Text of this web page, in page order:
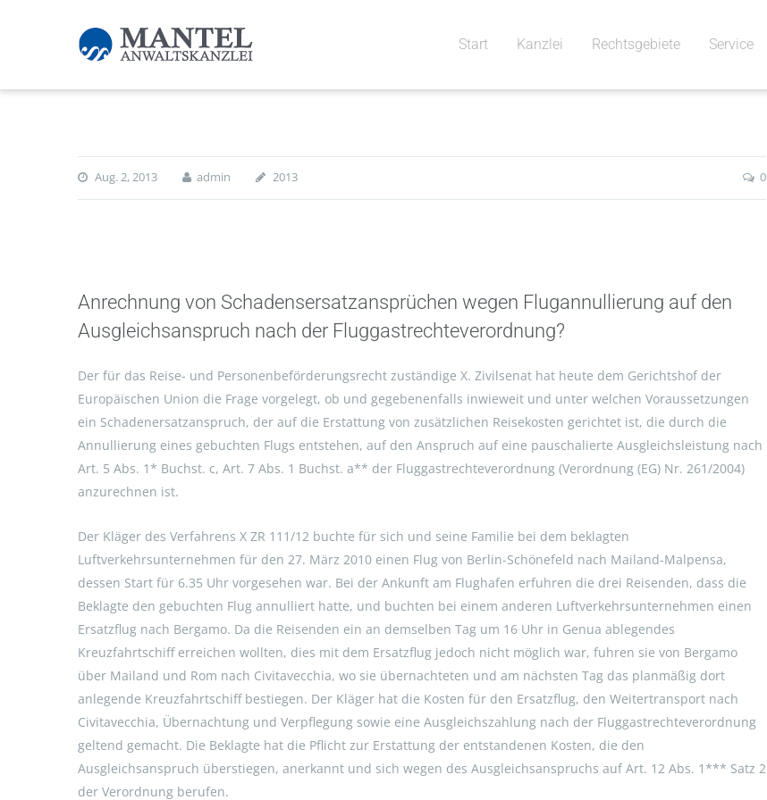
Start Kanzlei Rechtsgebiete Service
Aug. 2, 2013 admin 2013 0
Anrechnung von Schadensersatzansprüchen wegen Flugannullierung auf den
Ausgleichsanspruch nach der Fluggastrechteverordnung?
Der für das Reise- und Personenbeförderungsrecht zuständige X. Zivilsenat hat heute dem Gerichtshof der
Europäischen Union die Frage vorgelegt, ob und gegebenenfalls inwieweit und unter welchen Voraussetzungen
ein Schadenersatzanspruch, der auf die Erstattung von zusätzlichen Reisekosten gerichtet ist, die durch die
Annullierung eines gebuchten Flugs entstehen, auf den Anspruch auf eine pauschalierte Ausgleichsleistung nach
Art. 5 Abs. 1* Buchst. c, Art. 7 Abs. 1 Buchst. a** der Fluggastrechteverordnung (Verordnung (EG) Nr. 261/2004)
anzurechnen ist.
Der Kläger des Verfahrens X ZR 111/12 buchte für sich und seine Familie bei dem beklagten
Luftverkehrsunternehmen für den 27. März 2010 einen Flug von Berlin-Schönefeld nach Mailand-Malpensa,
dessen Start für 6.35 Uhr vorgesehen war. Bei der Ankunft am Flughafen erfuhren die drei Reisenden, dass die
Beklagte den gebuchten Flug annulliert hatte, und buchten bei einem anderen Luftverkehrsunternehmen einen
Ersatzflug nach Bergamo. Da die Reisenden ein an demselben Tag um 16 Uhr in Genua ablegendes
Kreuzfahrtschiff erreichen wollten, dies mit dem Ersatzflug jedoch nicht möglich war, fuhren sie von Bergamo
über Mailand und Rom nach Civitavecchia, wo sie übernachteten und am nächsten Tag das planmäßig dort
anlegende Kreuzfahrtschiff bestiegen. Der Kläger hat die Kosten für den Ersatzflug, den Weitertransport nach
Civitavecchia, Übernachtung und Verpflegung sowie eine Ausgleichszahlung nach der Fluggastrechteverordnung
geltend gemacht. Die Beklagte hat die Pflicht zur Erstattung der entstandenen Kosten, die den
Ausgleichsanspruch überstiegen, anerkannt und sich wegen des Ausgleichsanspruchs auf Art. 12 Abs. 1*** Satz 2
der Verordnung berufen.